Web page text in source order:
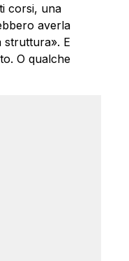
corsi, una
averla
struttura». E
O qualche